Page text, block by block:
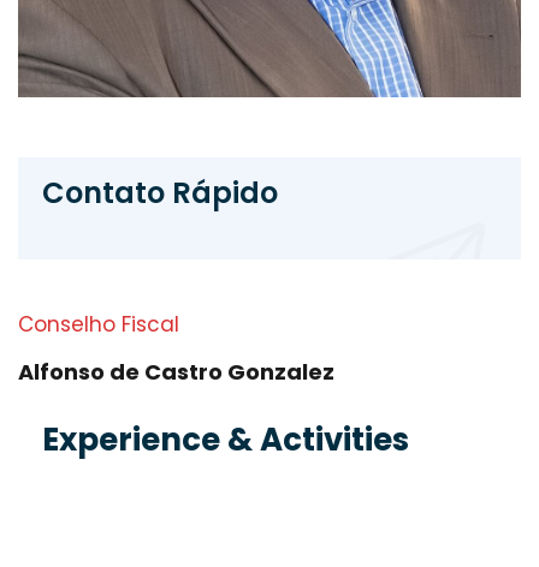
Contato Rápido
Conselho Fiscal
Alfonso de Castro Gonzalez
Experience & Activities